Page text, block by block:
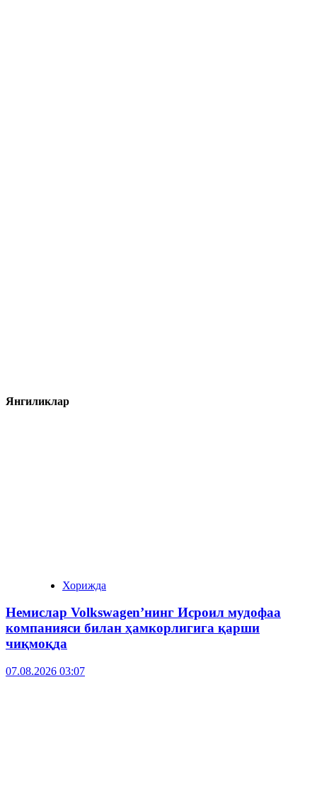
Янгиликлар
Хорижда
Немислар Volkswagen’нинг Исроил мудофаа
компанияси билан ҳамкорлигига қарши
чиқмоқда
07.08.2026 03:07